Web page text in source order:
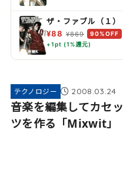
ザ・ファブル（１）
¥88 ¥869
90%OFF
+1pt (1%還元)
テクノロジー 2008.03.24
音楽を編集してカセ
ツを作る「Mixwit」